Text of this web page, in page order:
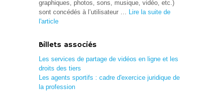
graphiques, photos, sons, musique, vidéo, etc.)
sont concédés à l’utilisateur … Lire la suite de
l'article
Billets associés
Les services de partage de vidéos en ligne et les
droits des tiers
Les agents sportifs : cadre d'exercice juridique de
la profession